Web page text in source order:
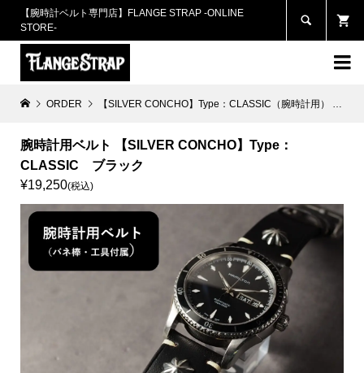
【腕時計ベルト専門店】FLANGE STRAP -ONLINE
STORE-


ORDER 【SILVER CONCHO】Type：CLASSIC（腕時計用）
腕時計用ベルト 【SILVER CONCHO】Type：
CLASSIC ブラック
¥19,250(税込)